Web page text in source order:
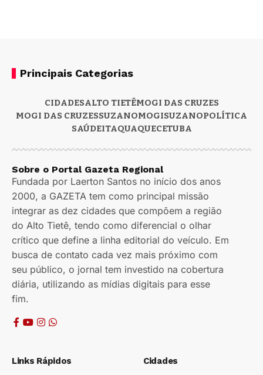
Principais Categorias
CIDADESALTO TIETÊMOGI DAS CRUZES
MOGI DAS CRUZESSUZANOMOGISUZANOPOLÍTICA
SAÚDEITAQUAQUECETUBA
Sobre o Portal Gazeta Regional
Fundada por Laerton Santos no início dos anos
2000, a GAZETA tem como principal missão
integrar as dez cidades que compõem a região
do Alto Tietê, tendo como diferencial o olhar
crítico que define a linha editorial do veículo. Em
busca de contato cada vez mais próximo com
seu público, o jornal tem investido na cobertura
diária, utilizando as mídias digitais para esse
fim.
Links Rápidos Cidades